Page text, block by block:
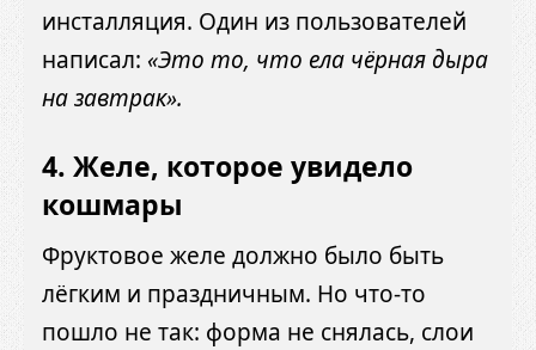
инсталляция. Один из пользователей
написал: «Это то, что ела чёрная дыра
на завтрак».
4. Желе, которое увидело
кошмары
Фруктовое желе должно было быть
лёгким и праздничным. Но что-то
пошло не так: форма не снялась, слои